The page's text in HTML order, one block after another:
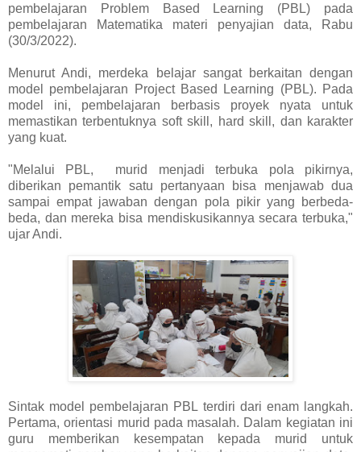
pembelajaran Problem Based Learning (PBL) pada
pembelajaran Matematika materi penyajian data, Rabu
(30/3/2022).
Menurut Andi, merdeka belajar sangat berkaitan dengan
model pembelajaran Project Based Learning (PBL). Pada
model ini, pembelajaran berbasis proyek nyata untuk
memastikan terbentuknya soft skill, hard skill, dan karakter
yang kuat.
"Melalui PBL, murid menjadi terbuka pola pikirnya,
diberikan pemantik satu pertanyaan bisa menjawab dua
sampai empat jawaban dengan pola pikir yang berbeda-
beda, dan mereka bisa mendiskusikannya secara terbuka,"
ujar Andi.
Sintak model pembelajaran PBL terdiri dari enam langkah.
Pertama, orientasi murid pada masalah. Dalam kegiatan ini
guru memberikan kesempatan kepada murid untuk